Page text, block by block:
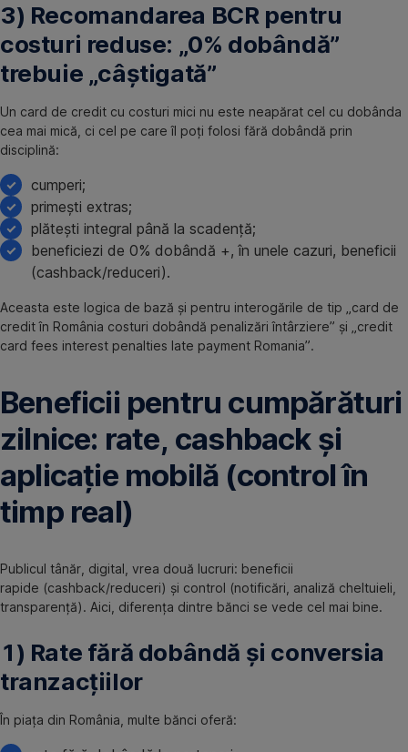
3) Recomandarea BCR pentru
costuri reduse: „0% dobândă”
trebuie „câștigată”
Un card de credit cu costuri mici nu este neapărat cel cu dobânda
cea mai mică, ci cel pe care îl poți folosi fără dobândă prin
disciplină:
cumperi;
primești extras;
plătești integral până la scadență;
beneficiezi de 0% dobândă +, în unele cazuri, beneficii
(cashback/reduceri).
Aceasta este logica de bază și pentru interogările de tip „card de
credit în România costuri dobândă penalizări întârziere” și „credit
card fees interest penalties late payment Romania”.
Beneficii pentru cumpărături
zilnice: rate, cashback și
aplicație mobilă (control în
timp real)
Publicul tânăr, digital, vrea două lucruri: beneficii
rapide (cashback/reduceri) și control (notificări, analiză cheltuieli,
transparență). Aici, diferența dintre bănci se vede cel mai bine.
1) Rate fără dobândă și conversia
tranzacțiilor
În piața din România, multe bănci oferă: